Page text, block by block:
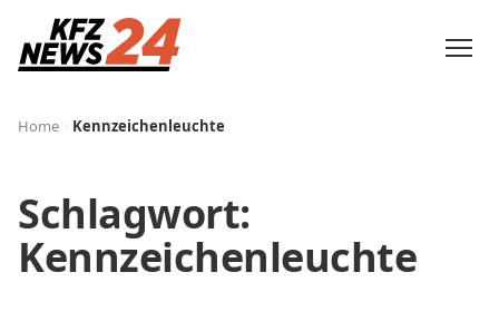
Home Kennzeichenleuchte
Schlagwort:
Kennzeichenleuchte